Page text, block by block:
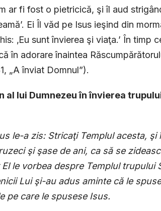
ar fi fost o pietricică, şi îl aud
Ei Îl văd pe Isus ieşind din
‚Eu sunt învierea şi viaţa.’ În timp
în adorare înaintea
„A înviat Domnul”).
al lui Dumnezeu în învierea
le-a zis: Stricaţi Templul acesta,
şi şase de ani, ca să se
le vorbea despre Templul trupului
Lui şi-au adus aminte că le
pe care le spusese Isus.